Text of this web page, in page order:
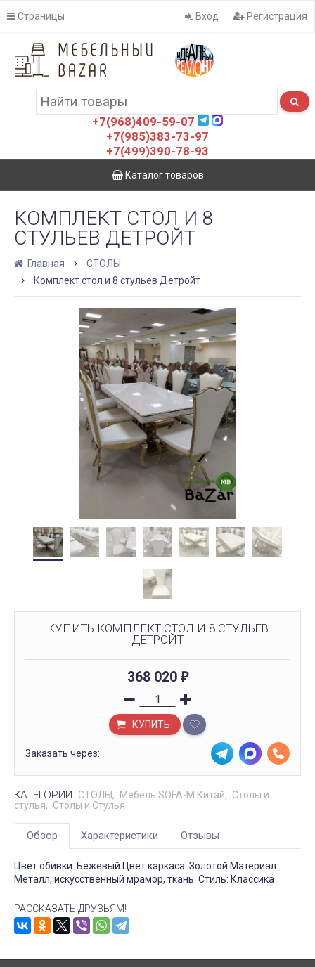
Страницы Вход Регистрация
+7(968)409-59-07
+7(985)383-73-97
+7(499)390-78-93
Каталог товаров
КОМПЛЕКТ СТОЛ И 8
СТУЛЬЕВ ДЕТРОЙТ
Главная
СТОЛЫ
Комплект стол и 8 стульев Детройт
КУПИТЬ КОМПЛЕКТ СТОЛ И 8 СТУЛЬЕВ
ДЕТРОЙТ
368 020 ₽
КУПИТЬ
Заказать через:
КАТЕГОРИИ: СТОЛЫ Мебель SOFA-M Китай
Столы и
стулья
Столы и Стулья
Обзор Характеристики Отзывы
Цвет обивки: Бежевый Цвет каркаса: Золотой Материал:
Металл, искусственный мрамор, ткань. Стиль: Классика
РАССКАЗАТЬ ДРУЗЬЯМ!